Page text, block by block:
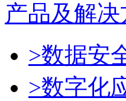
产品及解决
>数据安
>数字化